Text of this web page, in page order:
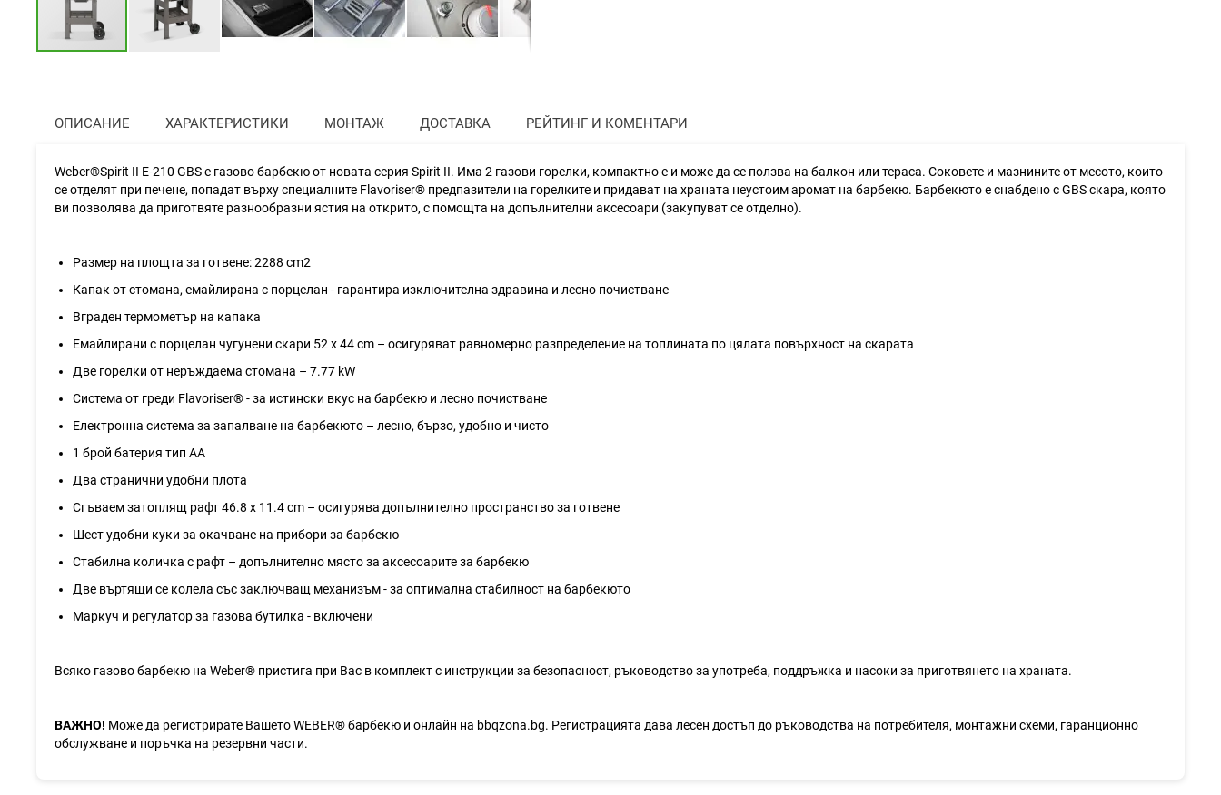
снимки
ОПИСАНИЕ
Weber®Spirit II E-210 GBS е газово барбекю от новата серия Spirit II. Има 2 газови горелки, компактно е и може да се ползва на балкон или тераса. Соковете и мазнините от месото, които
се отделят при печене, попадат върху специалните Flavoriser® предпазители на горелките и придават на храната неустоим аромат на барбекю. Барбекюто е снабдено с GBS скара, която
ви позволява да приготвяте разнообразни ястия на открито, с помощта на допълнителни аксесоари (закупуват се отделно).
Размер на площта за готвене: 2288 cm2
Капак от стомана, емайлирана с порцелан - гарантира изключителна здравина и лесно почистване
Вграден термометър на капака
Емайлирани с порцелан чугунени скари 52 х 44 cm – осигуряват равномерно разпределение на топлината по цялата повърхност на скарата
Две горелки от неръждаема стомана – 7.77 kW
Система от греди Flavoriser® - за истински вкус на барбекю и лесно почистване
Електронна система за запалване на барбекюто – лесно, бързо, удобно и чисто
1 брой батерия тип AA
Два странични удобни плота
Сгъваем затоплящ рафт 46.8 х 11.4 cm – осигурява допълнително пространство за готвене
Шест удобни куки за окачване на прибори за барбекю
Стабилна количка с рафт – допълнително място за аксесоарите за барбекю
Две въртящи се колела със заключващ механизъм - за оптимална стабилност на барбекюто
Маркуч и регулатор за газова бутилка - включени
Всяко газово барбекю на Weber® пристига при Вас в комплект с инструкции за безопасност, ръководство за употреба, поддръжка и насоки за приготвянето на храната.
ВАЖНО! Може да регистрирате Вашето WEBER® барбекю и онлайн на bbqzona.bg. Регистрацията дава лесен достъп до ръководства на потребителя, монтажни схеми, гаранционно
обслужване и поръчка на резервни части.
ХАРАКТЕРИСТИКИ МОНТАЖ ДОСТАВКА РЕЙТИНГ И КОМЕНТАРИ